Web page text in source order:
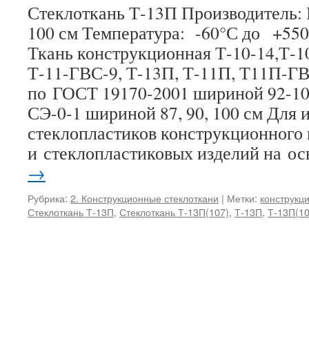
Стеклоткань Т-13П
100 см Температура: -60°С до
Ткань конструкционная Т-10-14,Т-
Т-11-ГВС-9, Т-13П, Т-11П, Т11П-
по ГОСТ 19170-2001 шириной 92-
СЭ-0-1 шириной 87, 90, 100 см Для
стеклопластиков конструкционного
и стеклопластиковых изделий на
→
Рубрика: 2. Конструкционные стеклоткани | Метки:
Стеклоткань Т-13П, Стеклоткань Т-13П(107), Т-13П, Т-